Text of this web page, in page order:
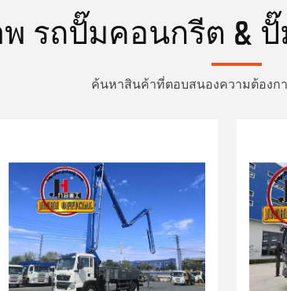
รถปั๊มคอนกรีต &
ค้นหาสินค้าที่ตอบสนองความต้องก